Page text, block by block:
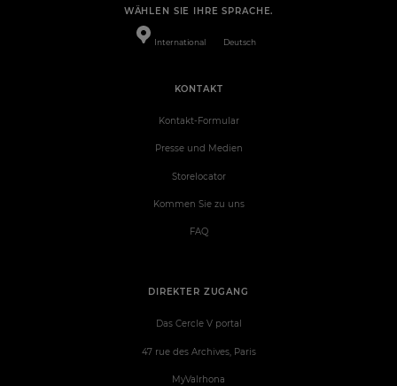
WÄHLEN SIE IHRE SPRACHE.
International Deutsch
DIREKTER ZUGANG
Das Cercle V portal
47 rue des Archives, Paris
MyValrhona
KONTAKT
Kontakt-Formular
Presse und Medien
Storelocator
Kommen Sie zu uns
FAQ